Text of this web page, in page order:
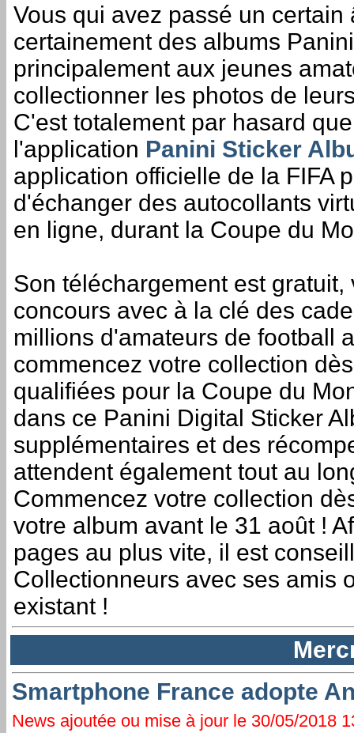
Vous qui avez passé un
certainement des albums
principalement aux jeunes
collectionner les photos de
C'est totalement par hasard
l'application Panini Sticker
application officielle de la FIFA
d'échanger des autocollants
en ligne, durant la Coupe du
Son téléchargement est
concours avec à la clé des
millions d'amateurs de football
commencez votre collection
qualifiées pour la Coupe du
dans ce Panini Digital Sticker
supplémentaires et des
attendent également tout au
Commencez votre collection
votre album avant le 31 août !
pages au plus vite, il est
Collectionneurs avec ses amis
existant !
Smartphone France adopte
News ajoutée ou mise à jour le 30/05/2018